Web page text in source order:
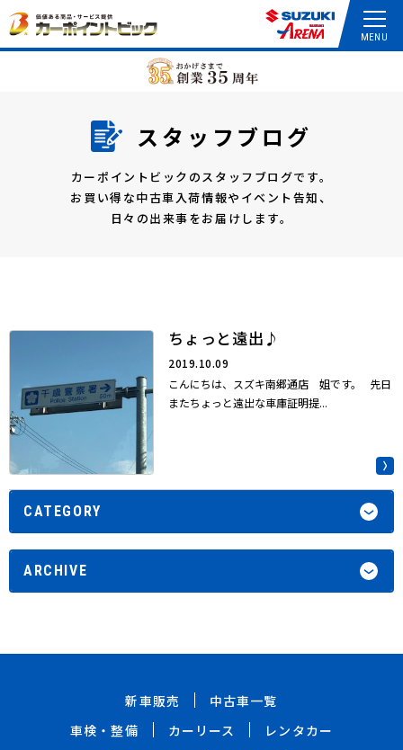
スタッフブログ
カーポイントビックのスタッフブログです。
お買い得な中古車入荷情報やイベント告知、
日々の出来事をお届けします。
ちょっと遠出♪
2019.10.09
こんにちは、スズキ南郷通店 姐です。 先日
またちょっと遠出な車庫証明提...
CATEGORY
ARCHIVE
新車販売
中古車一覧
車検・整備
カーリース
レンタカー